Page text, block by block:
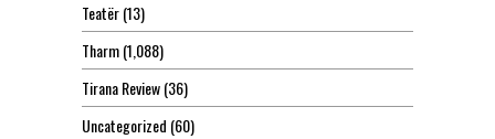
Teatër(13)
Tharm(1,088)
Tirana Review(36)
Uncategorized (60)